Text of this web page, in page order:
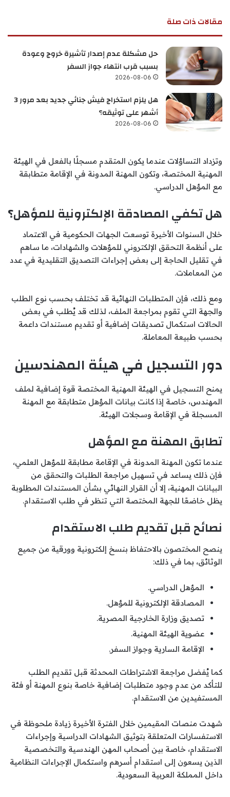
مقالات ذات صلة
حل مشكلة عدم إصدار تأشيرة خروج وعودة
بسبب قرب انتهاء جواز السفر
2026-08-06
هل يلزم استخراج فيش جنائي جديد بعد مرور 3
أشهر على توثيقه؟
2026-08-06
وتزداد التساؤلات عندما يكون المتقدم مسجلًا بالفعل في الهيئة
المهنية المختصة، وتكون المهنة المدونة في الإقامة متطابقة
مع المؤهل الدراسي.
هل تكفي المصادقة الإلكترونية للمؤهل؟
خلال السنوات الأخيرة توسعت الجهات الحكومية في الاعتماد
على أنظمة التحقق الإلكتروني للمؤهلات والشهادات، ما ساهم
في تقليل الحاجة إلى بعض إجراءات التصديق التقليدية في عدد
من المعاملات.
ومع ذلك، فإن المتطلبات النهائية قد تختلف بحسب نوع الطلب
والجهة التي تقوم بمراجعة الملف، لذلك قد يُطلب في بعض
الحالات استكمال تصديقات إضافية أو تقديم مستندات داعمة
بحسب طبيعة المعاملة.
دور التسجيل في هيئة المهندسين
يمنح التسجيل في الهيئة المهنية المختصة قوة إضافية لملف
المهندس، خاصة إذا كانت بيانات المؤهل متطابقة مع المهنة
المسجلة في الإقامة وسجلات الهيئة.
تطابق المهنة مع المؤهل
عندما تكون المهنة المدونة في الإقامة مطابقة للمؤهل العلمي،
فإن ذلك يساعد في تسهيل مراجعة الطلبات والتحقق من
البيانات المهنية، إلا أن القرار النهائي بشأن المستندات المطلوبة
يظل خاضعًا للجهة المختصة التي تنظر في طلب الاستقدام.
نصائح قبل تقديم طلب الاستقدام
ينصح المختصون بالاحتفاظ بنسخ إلكترونية وورقية من جميع
الوثائق، بما في ذلك:
المؤهل الدراسي.
المصادقة الإلكترونية للمؤهل.
تصديق وزارة الخارجية المصرية.
عضوية الهيئة المهنية.
الإقامة السارية وجواز السفر.
كما يُفضل مراجعة الاشتراطات المحدثة قبل تقديم الطلب
للتأكد من عدم وجود متطلبات إضافية خاصة بنوع المهنة أو فئة
المستفيدين من الاستقدام.
شهدت منصات المقيمين خلال الفترة الأخيرة زيادة ملحوظة في
الاستفسارات المتعلقة بتوثيق الشهادات الدراسية وإجراءات
الاستقدام، خاصة بين أصحاب المهن الهندسية والتخصصية
الذين يسعون إلى استقدام أسرهم واستكمال الإجراءات النظامية
داخل المملكة العربية السعودية.